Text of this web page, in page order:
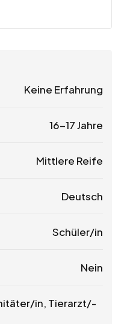
Keine Erfahrung
16-17 Jahre
Mittlere Reife
Deutsch
Schüler/in
Nein
in, Tierarzt/-